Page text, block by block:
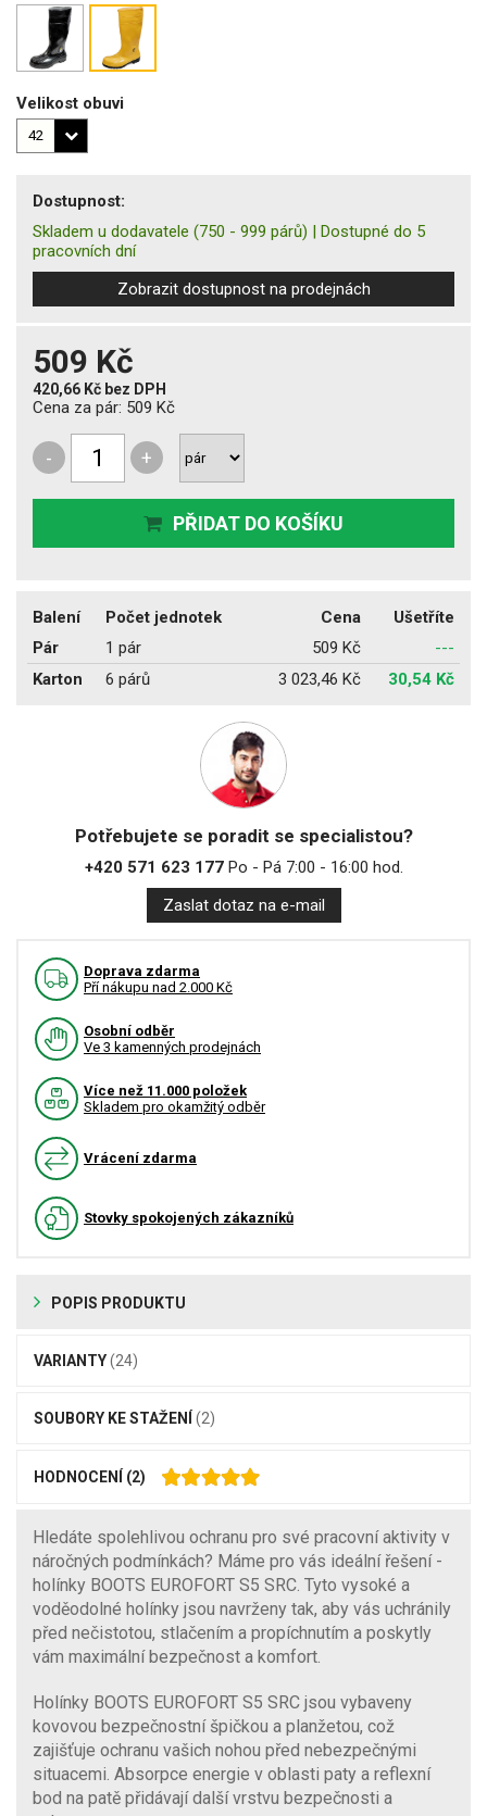
Velikost obuvi
Dostupnost:
Skladem u dodavatele (750 - 999 párů) | Dostupné do 5
pracovních dní
Zobrazit dostupnost na prodejnách
509 Kč
420,66 Kč bez DPH
Cena za pár: 509 Kč
- +
PŘIDAT DO KOŠÍKU
Balení Počet jednotek Cena
Ušetříte
Pár
1 pár 509 Kč
---
Karton
6 párů 3 023,46 Kč 30,54 Kč
Potřebujete se poradit se specialistou?
+420 571 623 177Po - Pá 7:00 - 16:00 hod.
Zaslat dotaz na e-mail
Doprava zdarma
Pří nákupu nad 2.000 Kč
Osobní odběr
Ve 3 kamenných prodejnách
Více než 11.000 položek
Skladem pro okamžitý odběr
Vrácení zdarma
Stovky spokojených zákazníků
POPIS PRODUKTU
VARIANTY(24)
SOUBORY KE STAŽENÍ (2)
HODNOCENÍ (2)
Hledáte spolehlivou ochranu pro své pracovní aktivity v
náročných podmínkách? Máme pro vás ideální řešení -
holínky BOOTS EUROFORT S5 SRC. Tyto vysoké a
voděodolné holínky jsou navrženy tak, aby vás uchránily
před nečistotou, stlačením a propíchnutím a poskytly
vám maximální bezpečnost a komfort.
Holínky BOOTS EUROFORT S5 SRC jsou vybaveny
kovovou bezpečnostní špičkou a planžetou, což
zajišťuje ochranu vašich nohou před nebezpečnými
situacemi. Absorpce energie v oblasti paty a reflexní
bod na patě přidávají další vrstvu bezpečnosti a